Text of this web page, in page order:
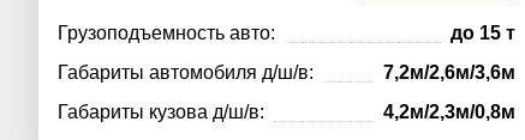
Грузоподъемность авто:
до 15 т
Габариты автомобиля д/ш/в:
7,2м/2,6м/3,6м
Габариты кузова д/ш/в:
4,2м/2,3м/0,8м